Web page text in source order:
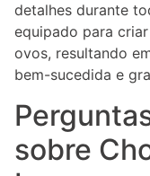
detalhes durante
equipado para
ovos, resultando
bem-sucedida e
sobre